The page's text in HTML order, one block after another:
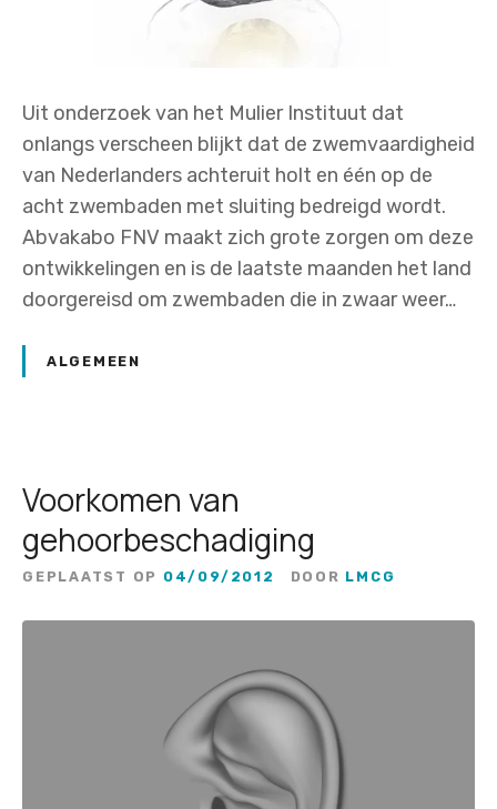
Uit onderzoek van het Mulier Instituut dat
onlangs verscheen blijkt dat de zwemvaardigheid
van Nederlanders achteruit holt en één op de
acht zwembaden met sluiting bedreigd wordt.
Abvakabo FNV maakt zich grote zorgen om deze
ontwikkelingen en is de laatste maanden het land
doorgereisd om zwembaden die in zwaar weer…
ALGEMEEN
Voorkomen van
gehoorbeschadiging
GEPLAATST OP 04/09/2012 DOOR LMCG